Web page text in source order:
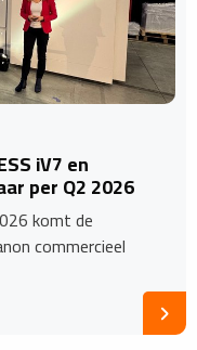
iV7 en
per Q2 2026
komt de
commercieel